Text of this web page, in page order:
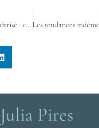
Élégance et budget maîtrisé : comment affirmer son style sans se ruiner ?
Julia Pires